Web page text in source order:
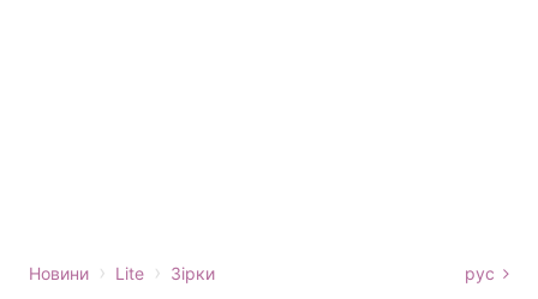
Новини › Lite › Зірки рус